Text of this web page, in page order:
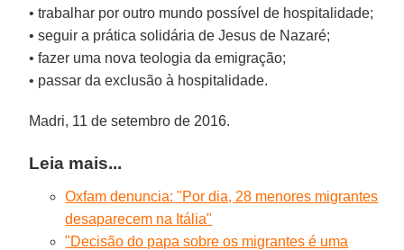
• trabalhar por outro mundo possível de hospitalidade;
• seguir a prática solidária de Jesus de Nazaré;
• fazer uma nova teologia da emigração;
• passar da exclusão à hospitalidade.
Madri, 11 de setembro de 2016.
Leia mais...
Oxfam denuncia: "Por dia, 28 menores migrantes
desaparecem na Itália"
"Decisão do papa sobre os migrantes é uma